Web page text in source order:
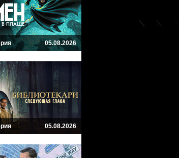
05.08.2026
05.08.2026